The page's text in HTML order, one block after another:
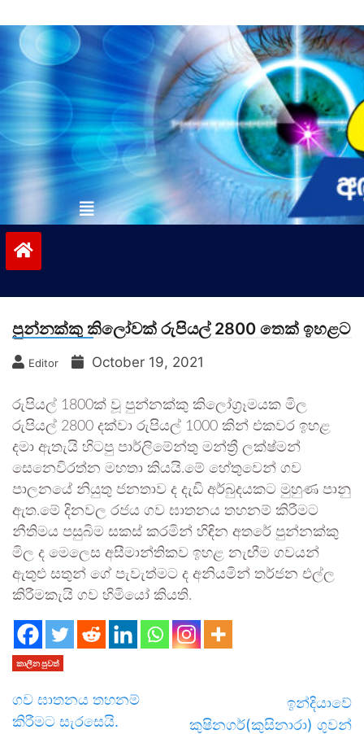
to
contentvinivida.lk
පුන්නක්කු කිලෝවක් රුපියල් 2800 තෙක් ඉහළට
Editor October 19, 2021
රුපියල් 1800ක් වූ පුන්නක්කු කිලෝග්‍රෑමයක මිල
රුපියල් 2800 දක්වා රුපියල් 1000 කින් එකවර ඉහළ
දමා ඇතැයි හිටපු පාර්ලිමේන්තු මන්ත්‍රී ලක්ෂ්මන්
සෙනෙවිරත්න මහතා කියයි.මේ හේතුවෙන් ගව
පාලනයේ නියුතු ජනතාව ද දැඩි අර්බුදයකට මුහුණ පානු
ඇත.මේ දිනවල රජය ගව ඝාතනය තහනම් කිරීමට
නීතිමය පසුබිම සකස් කරමින් හිඳින අතරේ පුන්නක්කු
මිල ද මෙලෙස අසීමාන්තිකව ඉහළ නැඟීම ගවයන්
ඇතුළු සතුන් ගේ පැවැත්මට ද අනියමින් තර්ජන එල්ල
කිරීමකැයි ගව හිමියෝ කියති.
කාලීන පුවත්
ගව ඝාතනය තහනම්
කිරීමට සැරසෙයි.
ඉන්දියාවේ
කුෂිනගර්(කුසිනාරා) ගුවන්